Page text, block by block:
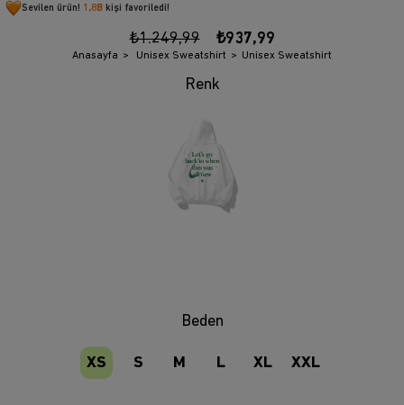
Sevilen ürün! 1,8B kişi favoriledi!
₺1.249,99 ₺937,99
Anasayfa Unisex Sweatshirt Unisex Sweatshirt
Beden
XS S M L XL XXL